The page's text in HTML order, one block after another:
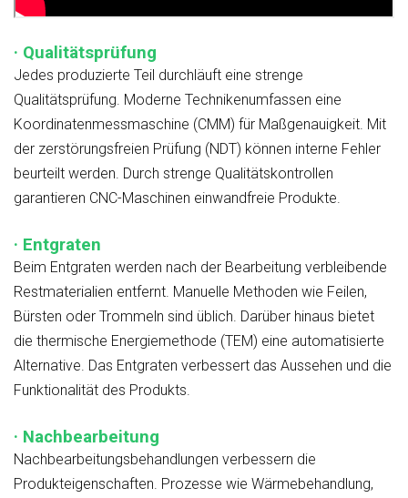
· Qualitätsprüfung
Jedes produzierte Teil durchläuft eine strenge
Qualitätsprüfung. Moderne Technikenumfassen eine
Koordinatenmessmaschine (CMM) für Maßgenauigkeit. Mit
der zerstörungsfreien Prüfung (NDT) können interne Fehler
beurteilt werden. Durch strenge Qualitätskontrollen
garantieren CNC-Maschinen einwandfreie Produkte.
· Entgraten
Beim Entgraten werden nach der Bearbeitung verbleibende
Restmaterialien entfernt. Manuelle Methoden wie Feilen,
Bürsten oder Trommeln sind üblich. Darüber hinaus bietet
die thermische Energiemethode (TEM) eine automatisierte
Alternative. Das Entgraten verbessert das Aussehen und die
Funktionalität des Produkts.
· Nachbearbeitung
Nachbearbeitungsbehandlungen verbessern die
Produkteigenschaften. Prozesse wie Wärmebehandlung,